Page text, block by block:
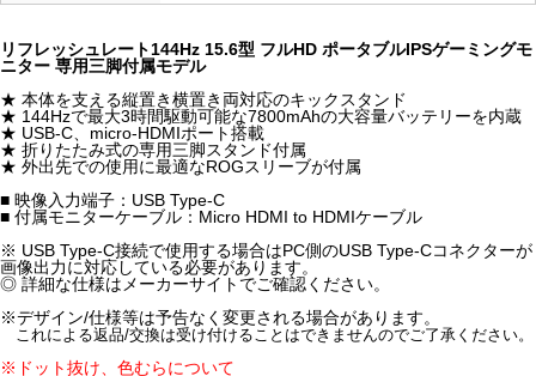
リフレッシュレート144Hz 15.6型 フルHD ポータブルIPSゲーミングモ
ニター 専用三脚付属モデル
★ 本体を支える縦置き横置き両対応のキックスタンド
★ 144Hzで最大3時間駆動可能な7800mAhの大容量バッテリーを内蔵
★ USB-C、micro-HDMIポート搭載
★ 折りたたみ式の専用三脚スタンド付属
★ 外出先での使用に最適なROGスリーブが付属
■ 映像入力端子：USB Type-C
■ 付属モニターケーブル：Micro HDMI to HDMIケーブル
※ USB Type-C接続で使用する場合はPC側のUSB Type-Cコネクターが
画像出力に対応している必要があります。
◎ 詳細な仕様はメーカーサイトでご確認ください。
※デザイン/仕様等は予告なく変更される場合があります。
これによる返品/交換は受け付けることはできませんのでご了承ください。
※ドット抜け、色むらについて